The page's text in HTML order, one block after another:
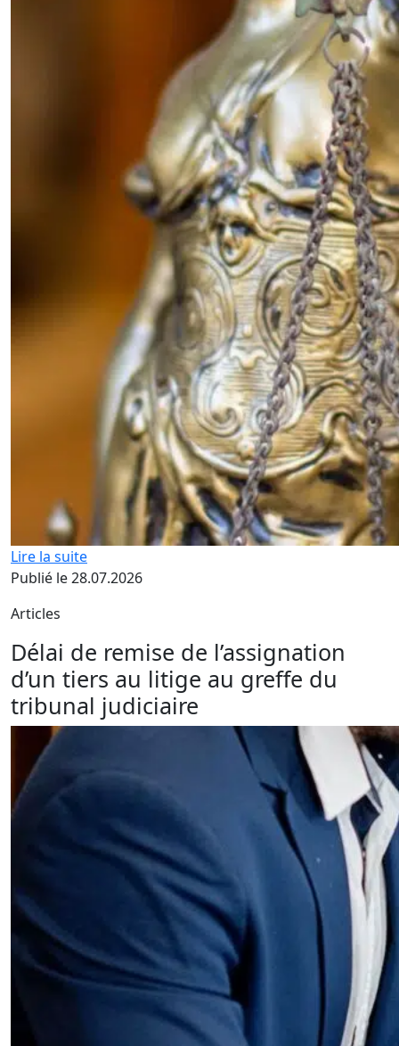
Lire la suite
Publié le 28.07.2026
Articles
Délai de remise de l’assignation
d’un tiers au litige au greffe du
tribunal judiciaire